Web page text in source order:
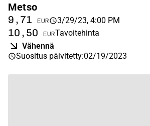
Metso
9,71 EUR 3/29/23, 4:00 PM
10,50 EURTavoitehinta
Vähennä
Suositus päivitetty:02/19/2023